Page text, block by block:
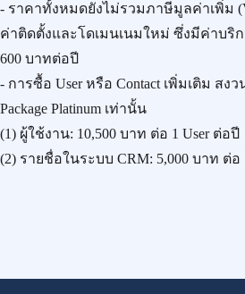
- ราคาทั้งหมดยังไม่รวมภาษีมูลค่าเพิ่ม
ค่าติดตั้งและโดเมนเนมใหม่ ซึ่งมีค่าบริ
600 บาทต่อปี
- การซื้อ User หรือ Contact เพิ่มเติม สง
Package Platinum เท่านั้น
(1) ผู้ใช้งาน: 10,500 บาท ต่อ 1 User ต่อปี
(2) รายชื่อในระบบ CRM: 5,000 บาท ต่อ